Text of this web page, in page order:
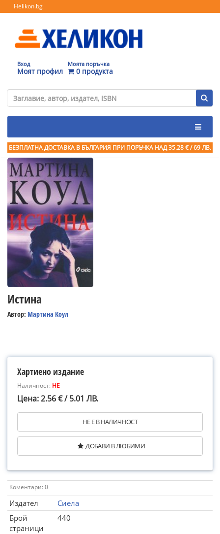
Helikon.bg
Вход
Моят профил
Моята поръчка
0 продукта
БЕЗПЛАТНА ДОСТАВКА В БЪЛГАРИЯ ПРИ ПОРЪЧКА НАД 35.28 € / 69 ЛВ.
Истина
Автор: Мартина Коул
Хартиено издание
Наличност: НЕ
Цена: 2.56 € / 5.01 ЛВ.
НЕ Е В НАЛИЧНОСТ
ДОБАВИ В ЛЮБИМИ
Коментари: 0
Издател
Сиела
Брой
страници
440